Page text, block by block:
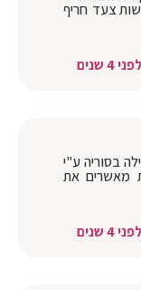
צעד חריף
לפני 4 שנים
בסוריה ע"י
מאשרים את
לפני 4 שנים